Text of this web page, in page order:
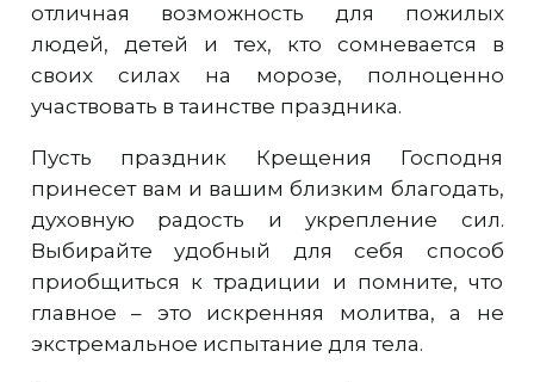
отличная возможность для пожилых
людей, детей и тех, кто сомневается в
своих силах на морозе, полноценно
участвовать в таинстве праздника.
Пусть праздник Крещения Господня
принесет вам и вашим близким благодать,
духовную радость и укрепление сил.
Выбирайте удобный для себя способ
приобщиться к традиции и помните, что
главное – это искренняя молитва, а не
экстремальное испытание для тела.